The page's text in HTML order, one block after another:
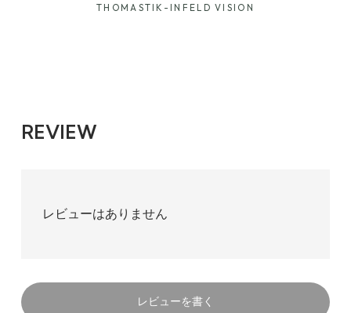
THOMASTIK-INFELD VISION
REVIEW
レビューはありません
レビューを書く